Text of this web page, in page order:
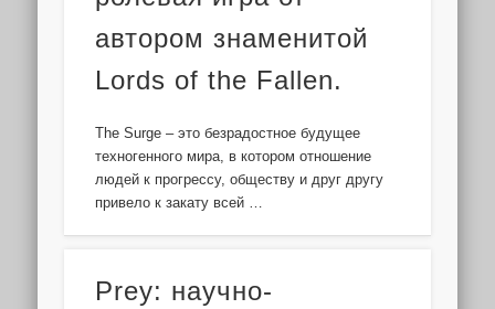
автором знаменитой
Lords of the Fallen.
The Surge – это безрадостное будущее
техногенного мира, в котором отношение
людей к прогрессу, обществу и друг другу
привело к закату всей …
Prey: научно-